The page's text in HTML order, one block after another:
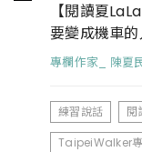
【閱讀夏
要變成機車的
專欄作家_ 陳夏
練習說話 閱
TaipeiWalker